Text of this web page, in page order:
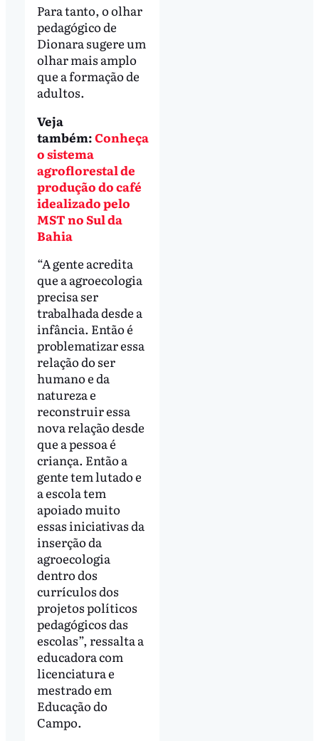
Para tanto, o olhar
pedagógico de
Dionara sugere um
olhar mais amplo
que a formação de
adultos.
Veja
também:Conheça
o sistema
agroflorestal de
produção do café
idealizado pelo
MST no Sul da
Bahia
“A gente acredita
que a agroecologia
precisa ser
trabalhada desde a
infância. Então é
problematizar essa
relação do ser
humano e da
natureza e
reconstruir essa
nova relação desde
que a pessoa é
criança. Então a
gente tem lutado e
a escola tem
apoiado muito
essas iniciativas da
inserção da
agroecologia
dentro dos
currículos dos
projetos políticos
pedagógicos das
escolas”, ressalta a
educadora com
licenciatura e
mestrado em
Educação do
Campo.